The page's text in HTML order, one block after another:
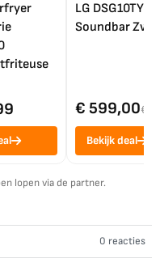
LG DSG10TY
Soundbar
€ 599,00€
Bekijk deal
lopen via de partner.
0 reacties